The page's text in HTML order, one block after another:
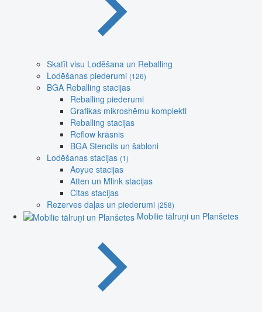
Skatīt visu Lodēšana un Reballing
Lodēšanas piederumi (126)
BGA Reballing stacijas
Reballing piederumi
Grafikas mikroshēmu komplekti
Reballing stacijas
Reflow krāsnis
BGA Stencils un šabloni
Lodēšanas stacijas (1)
Aoyue stacijas
Atten un Mlink stacijas
Citas stacijas
Rezerves daļas un piederumi (258)
Mobilie tālruņi un Planšetes